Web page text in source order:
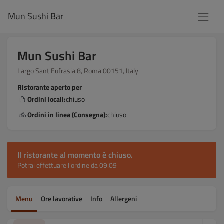
Mun Sushi Bar
Mun Sushi Bar
Largo Sant Eufrasia 8, Roma 00151, Italy
Ristorante aperto per
Ordini locali:chiuso
Ordini in linea (Consegna):chiuso
Il ristorante al momento è chiuso.
Potrai effettuare l’ordine da 09:09
Menu Ore lavorative Info Allergeni